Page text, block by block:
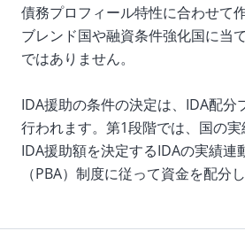
債務プロフィール特性に合わせて
ブレンド国や融資条件強化国に当
ではありません。
IDA援助の条件の決定は、IDA配分
行われます。第1段階では、国の
IDA援助額を決定するIDAの実績連
（PBA）制度に従って資金を配分し